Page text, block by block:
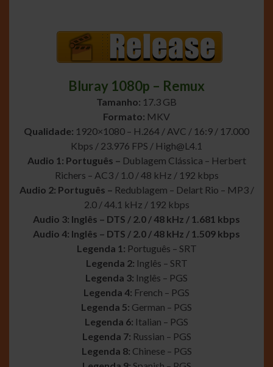
Bluray 1080p – Remux
Tamanho: 17.3 GB
Formato: MKV
Qualidade: 1920×1080 – H.264 / AVC / 16:9 / 17.000
Kbps / 23.976 FPS / High@L4.1
Audio 1: Português – Dublagem Clássica – Herbert
Richers – AC3 / 1.0 / 48 kHz / 192 kbps
Audio 2: Português – Redublagem – Delart Rio – MP3 /
2.0 / 44.1 kHz / 192 kbps
Audio 3: Inglês – DTS / 2.0 / 48 kHz / 1.681 kbps
Audio 4: Inglês – DTS / 2.0 / 48 kHz / 1.509 kbps
Legenda 1: Português – SRT
Legenda 2: Inglês – SRT
Legenda 3: Inglês – PGS
Legenda 4: French – PGS
Legenda 5: German – PGS
Legenda 6: Italian – PGS
Legenda 7: Russian – PGS
Legenda 8: Chinese – PGS